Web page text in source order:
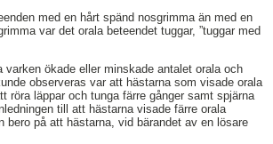
med en hårt spänd nosgrimma än med en
var det orala beteendet tuggar, ”tuggar med
ökade eller minskade antalet orala och
observeras var att hästarna som visade orala
röra läppar och tunga färre gånger samt spjärna
till att hästarna visade färre orala
bero på att hästarna, vid bärandet av en lösare